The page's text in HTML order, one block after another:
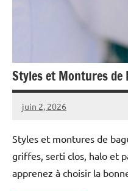
Styles et Montures de
juin 2, 2026
Raoul
Styles et montures de
griffes, serti clos, halo et
apprenez à choisir la